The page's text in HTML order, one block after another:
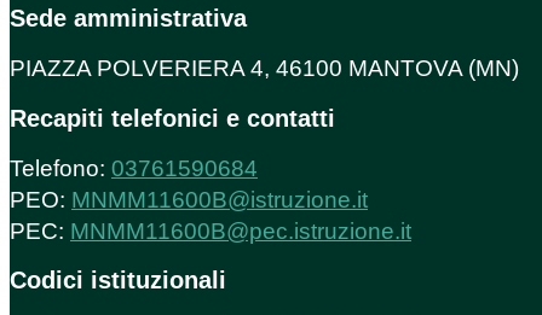
Sede amministrativa
PIAZZA POLVERIERA 4, 46100 MANTOVA (MN)
Recapiti telefonici e contatti
Telefono: 03761590684
PEO: MNMM11600B@istruzione.it
PEC: MNMM11600B@pec.istruzione.it
Codici istituzionali